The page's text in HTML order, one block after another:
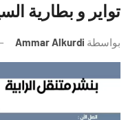
تواير و بطارية
بواسطة Ammar Alkurdi